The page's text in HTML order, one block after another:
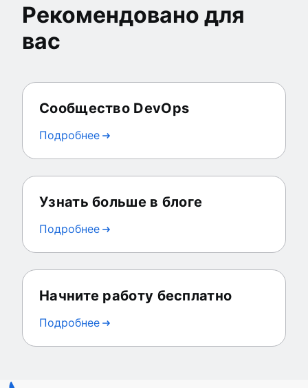
Рекомендовано для
вас
Сообщество DevOps
Подробнее
Узнать больше в блоге
Подробнее
Начните работу бесплатно
Подробнее